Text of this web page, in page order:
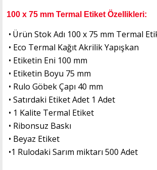
100 x 75 mm Termal Etiket Özellikleri:
• Ürün Stok Adı 100 x 75 mm Termal
• Eco Termal Kağıt Akrilik Yapışkan
• Etiketin Eni 100 mm
• Etiketin Boyu 75 mm
• Rulo Göbek Çapı 40 mm
• Satırdaki Etiket Adet 1 Adet
• 1 Kalite Termal Etiket
• Ribonsuz Baskı
• Beyaz Etiket
•1 Rulodaki Sarım miktarı 500 Adet